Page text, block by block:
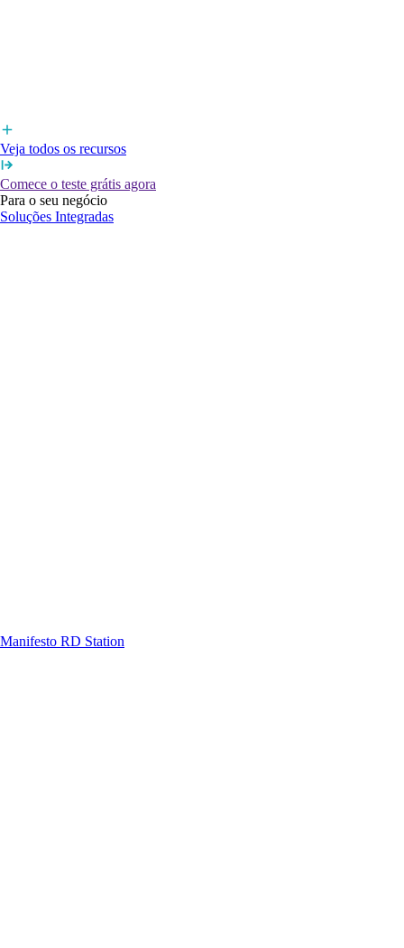
Veja todos os recursos
Comece o teste grátis agora
Para o seu negócio
Soluções Integradas
Manifesto RD Station